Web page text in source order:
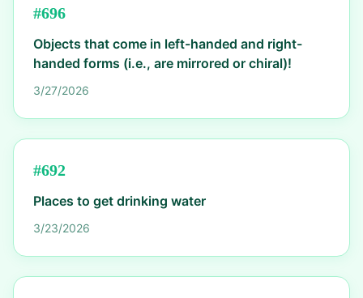
#696
Objects that come in left-handed and right-
handed forms (i.e., are mirrored or chiral)!
3/27/2026
#692
Places to get drinking water
3/23/2026